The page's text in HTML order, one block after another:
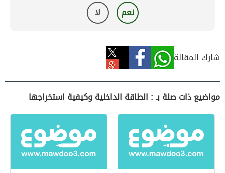
نعم لا
شارك المقالة
مواضيع ذات صلة بـ : الطاقة الداخلية وكيفية استخراجها